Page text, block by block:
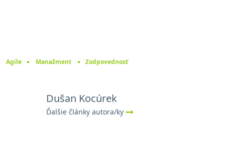
Agile Manažment Zodpovednosť
Dušan Kocúrek
Ďalšie články autora/ky